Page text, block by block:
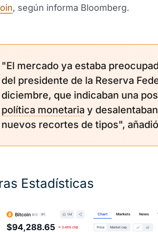
, según informa Bloomberg.
"El mercado ya estaba
del presidente de la Reserva
diciembre, que indicaban una
política monetaria y
nuevos recortes de tipos",
Estadísticas